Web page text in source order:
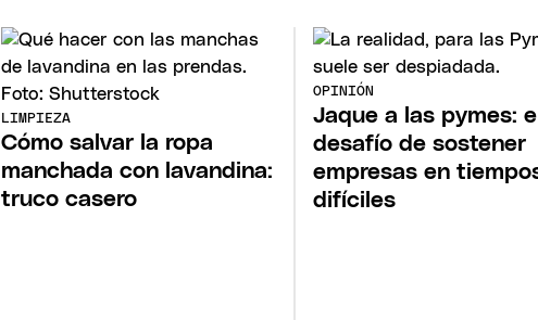
LIMPIEZA
Cómo salvar la ropa
manchada con lavandina:
truco casero
OPINIÓN
Jaque a las pymes:
desafío de sostener
empresas en
difíciles